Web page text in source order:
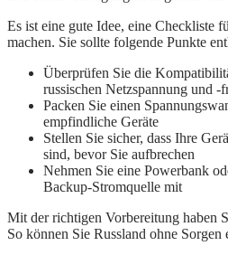
Es ist eine gute Idee, eine Checkliste
machen. Sie sollte folgende Punkte
Überprüfen Sie die
russischen Netzspannung und -
Packen Sie einen
empfindliche Geräte
Stellen Sie sicher, dass Ihre
sind, bevor Sie aufbrechen
Nehmen Sie eine Powerbank
Backup-Stromquelle mit
Mit der richtigen Vorbereitung haben
So können Sie Russland ohne Sorgen